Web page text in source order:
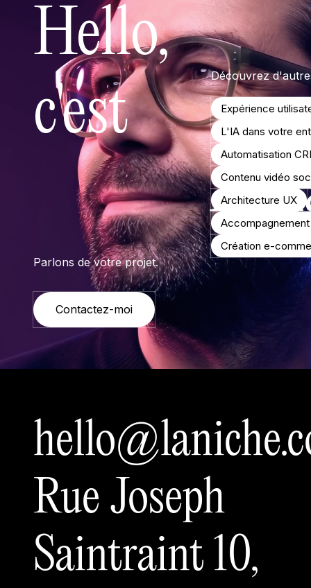
Hello,
c'est
Parlons de votre projet.
Contactez-moi
Découvrez
Expérience
L'IA dans votre
Automatisation
Contenu vidéo
Architecture UX
Création e-
Rue Joseph
Saintraint 10,